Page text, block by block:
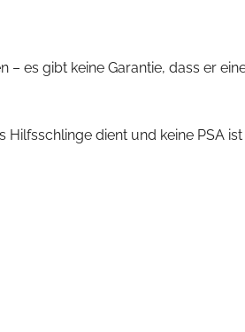
– es gibt keine Garantie, dass er
Hilfsschlinge dient und keine PSA ist